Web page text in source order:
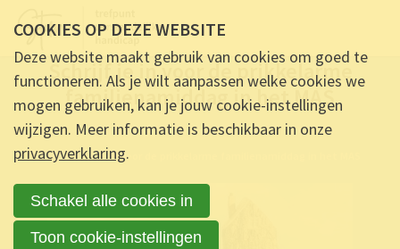
Schrijf je in voor de prikkelarme
familienamiddag in het MAS
Ontmoet & Deel
Schrijf je in voor de prikkelarme familienamiddag in het MAS
COOKIES OP DEZE WEBSITE
Deze website maakt gebruik van cookies om goed te
functioneren. Als je wilt aanpassen welke cookies we
mogen gebruiken, kan je jouw cookie-instellingen
wijzigen. Meer informatie is beschikbaar in onze
privacyverklaring.
Schakel alle cookies in
Toon cookie-instellingen